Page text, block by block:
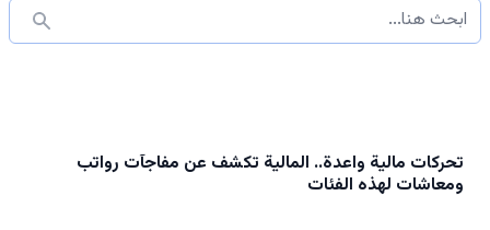
تحركات مالية واعدة.. المالية تكشف عن مفاجآت رواتب
ومعاشات لهذه الفئات